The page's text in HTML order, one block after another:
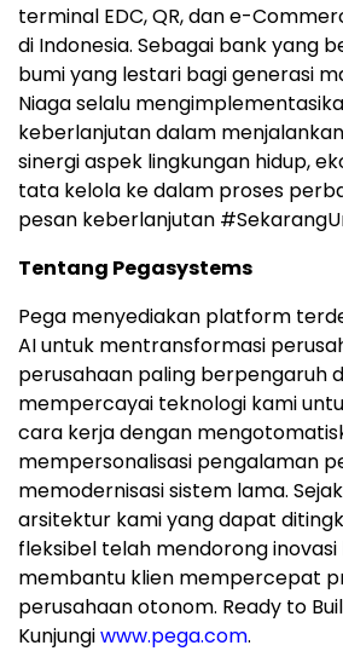
terminal EDC, QR, dan e-
di Indonesia. Sebagai bank yang
bumi yang lestari bagi generasi
Niaga selalu
keberlanjutan dalam
sinergi aspek lingkungan hidup,
tata kelola ke dalam proses
pesan keberlanjutan
Tentang Pegasystems
Pega menyediakan platform
AI untuk mentransformasi
perusahaan paling berpengaruh
mempercayai teknologi kami
cara kerja dengan
mempersonalisasi pengalaman
memodernisasi sistem lama.
arsitektur kami yang dapat
fleksibel telah mendorong
membantu klien mempercepat
perusahaan otonom. Ready to
Kunjungiwww.pega.com.